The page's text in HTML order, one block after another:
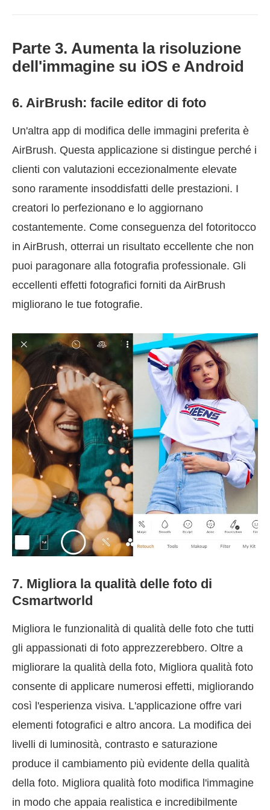
Parte 3. Aumenta la risoluzione
dell'immagine su iOS e Android
6. AirBrush: facile editor di foto
Un'altra app di modifica delle immagini preferita è
AirBrush. Questa applicazione si distingue perché i
clienti con valutazioni eccezionalmente elevate
sono raramente insoddisfatti delle prestazioni. I
creatori lo perfezionano e lo aggiornano
costantemente. Come conseguenza del fotoritocco
in AirBrush, otterrai un risultato eccellente che non
puoi paragonare alla fotografia professionale. Gli
eccellenti effetti fotografici forniti da AirBrush
migliorano le tue fotografie.
7. Migliora la qualità delle foto di
Csmartworld
Migliora le funzionalità di qualità delle foto che tutti
gli appassionati di foto apprezzerebbero. Oltre a
migliorare la qualità della foto, Migliora qualità foto
consente di applicare numerosi effetti, migliorando
così l'esperienza visiva. L'applicazione offre vari
elementi fotografici e altro ancora. La modifica dei
livelli di luminosità, contrasto e saturazione
produce il cambiamento più evidente della qualità
della foto. Migliora qualità foto modifica l'immagine
in modo che appaia realistica e incredibilmente